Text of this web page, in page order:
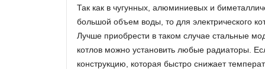
Так как в чугунных, алюминиевых и
большой объем воды, то для электрического
Лучше приобрести в таком случае стальные
котлов можно установить любые радиаторы.
конструкцию, которая быстро снижает